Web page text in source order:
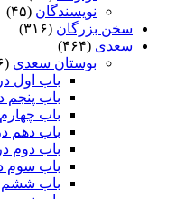
نویسندگان (۴۵)
سخن بزرگان (۳۱۶)
سعدی (۴۶۴)
بوستان سعدی (۲۳۶)
باب اول
باب پنجم
باب
باب دهم
باب دوم
باب سوم
باب ششم